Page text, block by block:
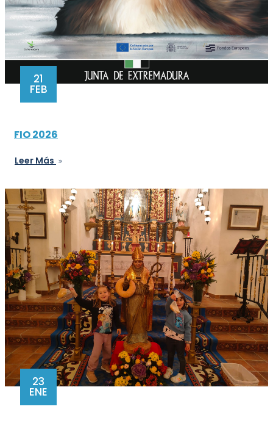
21
FEB
FIO 2026
Leer Más
23
ENE